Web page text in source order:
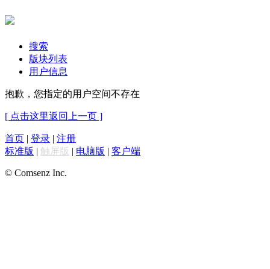
搜索
版块列表
用户信息
抱歉，您指定的用户空间不存在
[ 点击这里返回上一页 ]
首页 | 登录 | 注册
标准版 | 触屏版 | 电脑版 | 客户端
© Comsenz Inc.